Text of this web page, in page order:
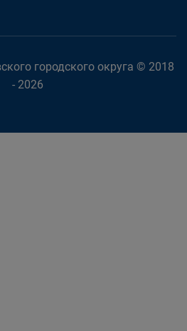
городского округа © 2018
- 2026